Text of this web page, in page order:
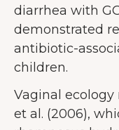
diarrhea with
demonstrated
antibiotic-
children.
Vaginal ecology
et al. (2006),